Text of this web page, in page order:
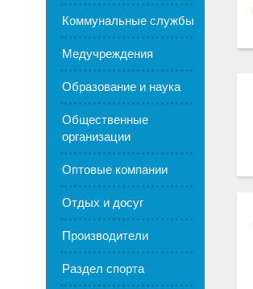
Коммунальные службы
Медучреждения
Образование и наука
Общественные
организации
Оптовые компании
Отдых и досуг
Производители
Раздел спорта